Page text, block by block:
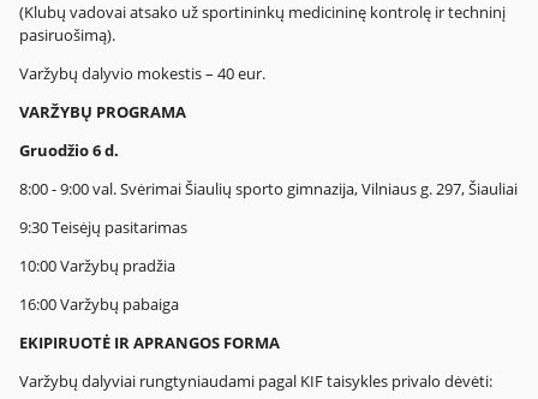
(Klubų vadovai atsako už sportininkų medicininę kontrolę ir techninį
pasiruošimą).
Varžybų dalyvio mokestis – 40 eur.
VARŽYBŲ PROGRAMA
Gruodžio 6 d.
8:00 - 9:00 val. Svėrimai Šiaulių sporto gimnazija, Vilniaus g. 297, Šiauliai
9:30 Teisėjų pasitarimas
10:00 Varžybų pradžia
16:00 Varžybų pabaiga
EKIPIRUOTĖ IR APRANGOS FORMA
Varžybų dalyviai rungtyniaudami pagal KIF taisykles privalo dėvėti: